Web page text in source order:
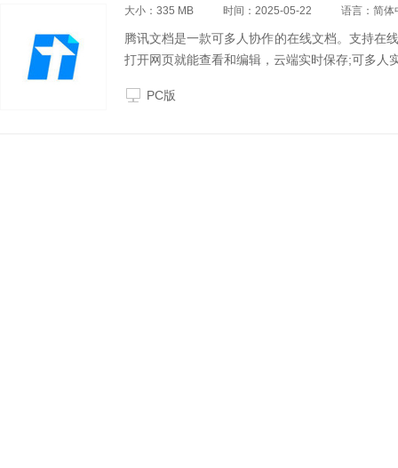
大小：335 MB 时间：2025-05-22 语言：简体
腾讯文档是一款可多人协作的在线文档。支持在
打开网页就能查看和编辑，云端实时保存;可多人
PC版